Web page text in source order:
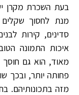
בעת השכרת מקרן
מנת לחסוך שקלים
סדינים, קירות
איכות התמונה
מאוד, הוא גם
פחותה יותר, ובכך
מזה בתכונותיהם.